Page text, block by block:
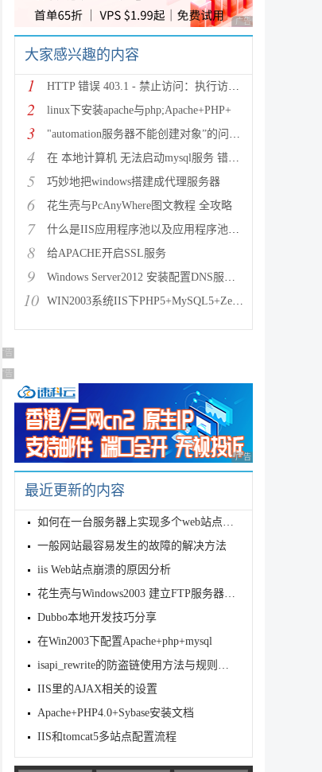
广告 商业广告，理性
大家感兴趣的内容
1 HTTP 错误 403.1 - 禁止访问：执行访问被拒绝。
2 linux下安装apache与php;Apache+PHP+
3 "automation服务器不能创建对象”的问题的
4 在 本地计算机 无法启动mysql服务 错误1067：进程意
5 巧妙地把windows搭建成代理服务器
6 花生壳与PcAnyWhere图文教程 全攻略
7 什么是IIS应用程序池以及应用程序池详解
8 给APACHE开启SSL服务
9 Windows Server2012 安装配置DNS服务器方
10 WIN2003系统IIS下PHP5+MySQL5+ZendO
广告 商业广告，理性选择
广告 商业广告，理性选择
广告 商业广告，理性
最近更新的内容
如何在一台服务器上实现多个web站点的方法
一般网站最容易发生的故障的解决方法
iis Web站点崩溃的原因分析
花生壳与Windows2003 建立FTP服务器的图文教程
Dubbo本地开发技巧分享
在Win2003下配置Apache+php+mysql
isapi_rewrite的防盗链使用方法与规则代码
IIS里的AJAX相关的设置
Apache+PHP4.0+Sybase安装文档
IIS和tomcat5多站点配置流程